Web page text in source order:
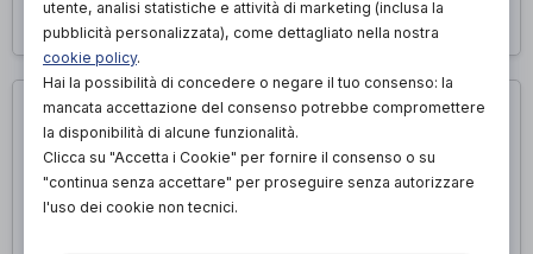
Richiedi appuntamento
utente, analisi statistiche e attività di marketing (inclusa la
pubblicità personalizzata), come dettagliato nella nostra
cookie policy.
Hai la possibilità di concedere o negare il tuo consenso: la
mancata accettazione del consenso potrebbe compromettere
la disponibilità di alcune funzionalità.
Clicca su "Accetta i Cookie" per fornire il consenso o su
"continua senza accettare" per proseguire senza autorizzare
l'uso dei cookie non tecnici.